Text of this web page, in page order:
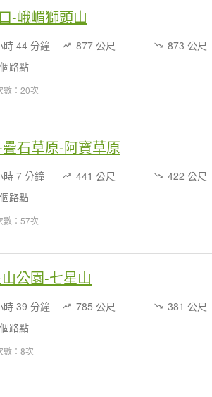
-峨嵋獅頭山
時 44 分鐘 877 公尺
873 公尺
路點
數：20次
石草原-阿寶草原
時 7 分鐘 441 公尺
422 公尺
路點
數：57次
公園-七星山
時 39 分鐘 785 公尺
381 公尺
路點
數：8次